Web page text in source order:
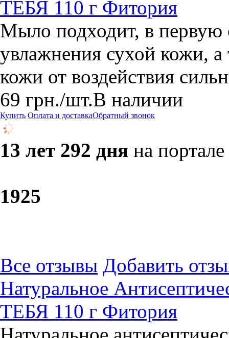
ТЕБЯ 110 г Фитория
Мыло подходит, в первую
увлажнения сухой кожи,
кожи от воздействия
69 грн./шт.В наличии
Купить Оплата и доставкаОбратный звонок
13 лет 292 дня на портале
1925
Все отзывы Добавить
Натуральное
ТЕБЯ 110 г Фитория